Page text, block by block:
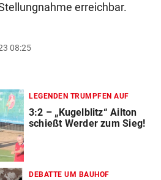
erreichbar.
08:25
LEGENDEN TRUMPFEN AUF
3:2 – „Kugelblitz“ Ailton
schießt Werder zum Sieg!
DEBATTE UM BAUHOF